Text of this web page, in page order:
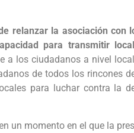
relanzar la asociación con
para transmitir
a los ciudadanos a nivel
de todos los rincones
para luchar contra la
un momento en el que la